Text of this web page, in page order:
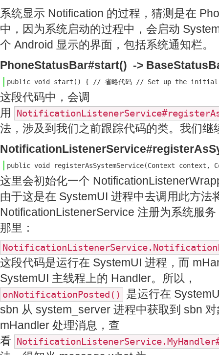
系统显示 Notification 的过程，猜测是在
中，因为系统启动的过程中，会启动
个 Android 显示的界面，包括系统通知栏。
PhoneStatusBar#start() ->
public void start() { // 省略代码 // Set up the initial
这段代码中，会调
用
法，涉及到我们之前跟踪代码的类。我们继
public void registerAsSystemService(Context context,
这里会初始化一个
由于这是在 SystemUI 进程中去调用此方法
NotificationListenerService 注册为系统服
那里：
这段代码是运行在 SystemUI 进程，而
SystemUI 主线程上的 Handler。所以，
onNotificationPosted()
是运行在
sbn 从 system_server 进程中获取到 sbn
mHandler 处理消息，查
看